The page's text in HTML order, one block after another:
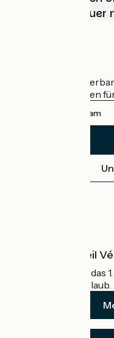
Ihr
Der nationale
offizielle Leitfaden
Instagram
Was ist Accueil
Accueil Vélo ist das
Radfahrer im Urlaub.